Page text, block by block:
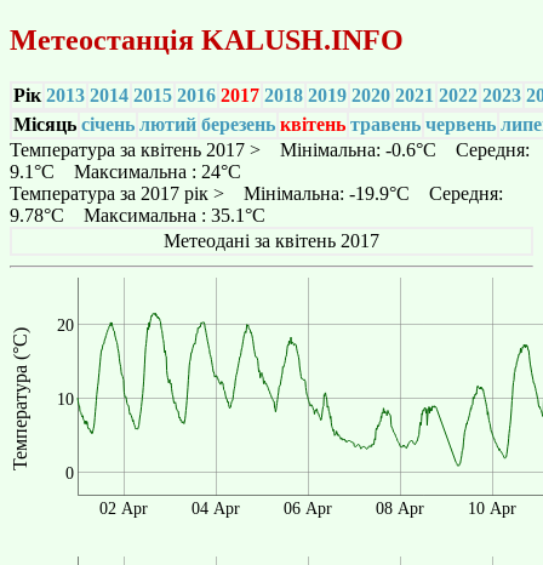
Метеостанція KALUSH.INFO
Рік 2013 2014 2015 2016 2017 2018 2019 2020 2021 2022 2023
Місяць січень лютий березень квітень травень червень
Температура за квітень 2017 > Мінімальна: -0.6°C Середня:
9.1°C Максимальна : 24°C
Температура за 2017 рік > Мінімальна: -19.9°C Середня:
9.78°C Максимальна : 35.1°C
Метеодані за квітень 2017
Температура (°C)
0
10
20
02 Apr 04 Apr 06 Apr 08 Apr 10 Apr